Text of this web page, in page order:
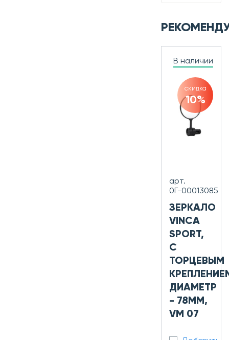
В наличии
скидка
10%
арт.
0Г-00013085
ЗЕРКАЛО
VINCA
SPORT,
С
ТОРЦЕВЫМ
ДИАМЕТР
- 78ММ,
VM 07